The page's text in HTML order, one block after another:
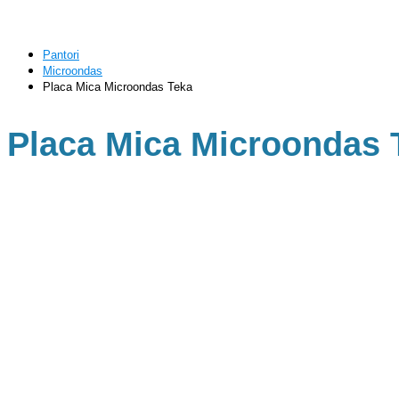
Pantori
Microondas
Placa Mica Microondas Teka
Placa Mica Microondas